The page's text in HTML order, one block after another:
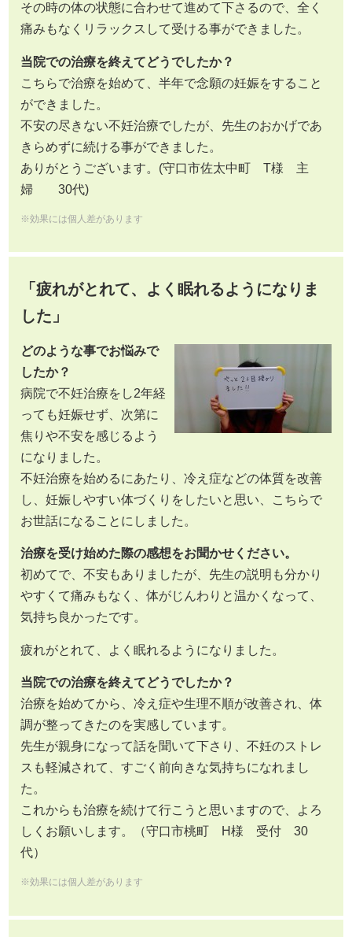
その時の体の状態に合わせて進めて下さるので、全く
痛みもなくリラックスして受ける事ができました。
当院での治療を終えてどうでしたか？
こちらで治療を始めて、半年で念願の妊娠をすること
ができました。
不安の尽きない不妊治療でしたが、先生のおかげであ
きらめずに続ける事ができました。
ありがとうございます。(守口市佐太中町 T様 主
婦 30代)
※効果には個人差があります
「疲れがとれて、よく眠れるようになりま
した」
どのような事でお悩みで
したか？
病院で不妊治療をし2年経
っても妊娠せず、次第に
焦りや不安を感じるよう
になりました。
不妊治療を始めるにあたり、冷え症などの体質を改善
し、妊娠しやすい体づくりをしたいと思い、こちらで
お世話になることにしました。
治療を受け始めた際の感想をお聞かせください。
初めてで、不安もありましたが、先生の説明も分かり
やすくて痛みもなく、体がじんわりと温かくなって、
気持ち良かったです。
疲れがとれて、よく眠れるようになりました。
当院での治療を終えてどうでしたか？
治療を始めてから、冷え症や生理不順が改善され、体
調が整ってきたのを実感しています。
先生が親身になって話を聞いて下さり、不妊のストレ
スも軽減されて、すごく前向きな気持ちになれまし
た。
これからも治療を続けて行こうと思いますので、よろ
しくお願いします。（守口市桃町 H様 受付 30
代）
※効果には個人差があります